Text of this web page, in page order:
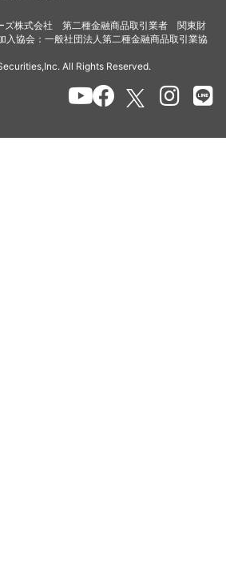
ズ株式会社 第二種金融商品取引業者 関東財
協会：一般社団法人第二種金融商品取引業協
All Rights Reserved.